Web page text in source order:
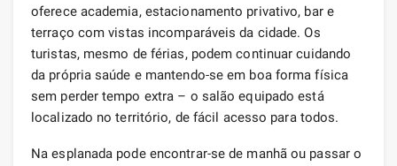
oferece academia, estacionamento privativo, bar e
terraço com vistas incomparáveis ​​da cidade. Os
turistas, mesmo de férias, podem continuar cuidando
da própria saúde e mantendo-se em boa forma física
sem perder tempo extra – o salão equipado está
localizado no território, de fácil acesso para todos.
Na esplanada pode encontrar-se de manhã ou passar o